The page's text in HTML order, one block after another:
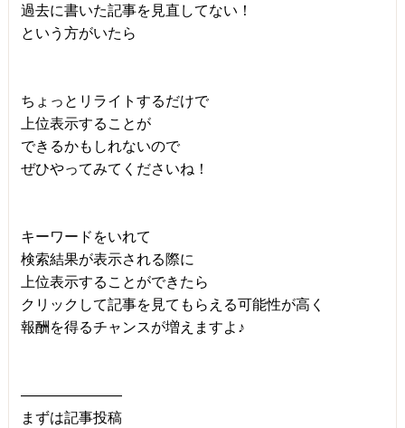
過去に書いた記事を見直してない！
という方がいたら
ちょっとリライトするだけで
上位表示することが
できるかもしれないので
ぜひやってみてくださいね！
キーワードをいれて
検索結果が表示される際に
上位表示することができたら
クリックして記事を見てもらえる可能性が高く
報酬を得るチャンスが増えますよ♪
―――――――
まずは記事投稿